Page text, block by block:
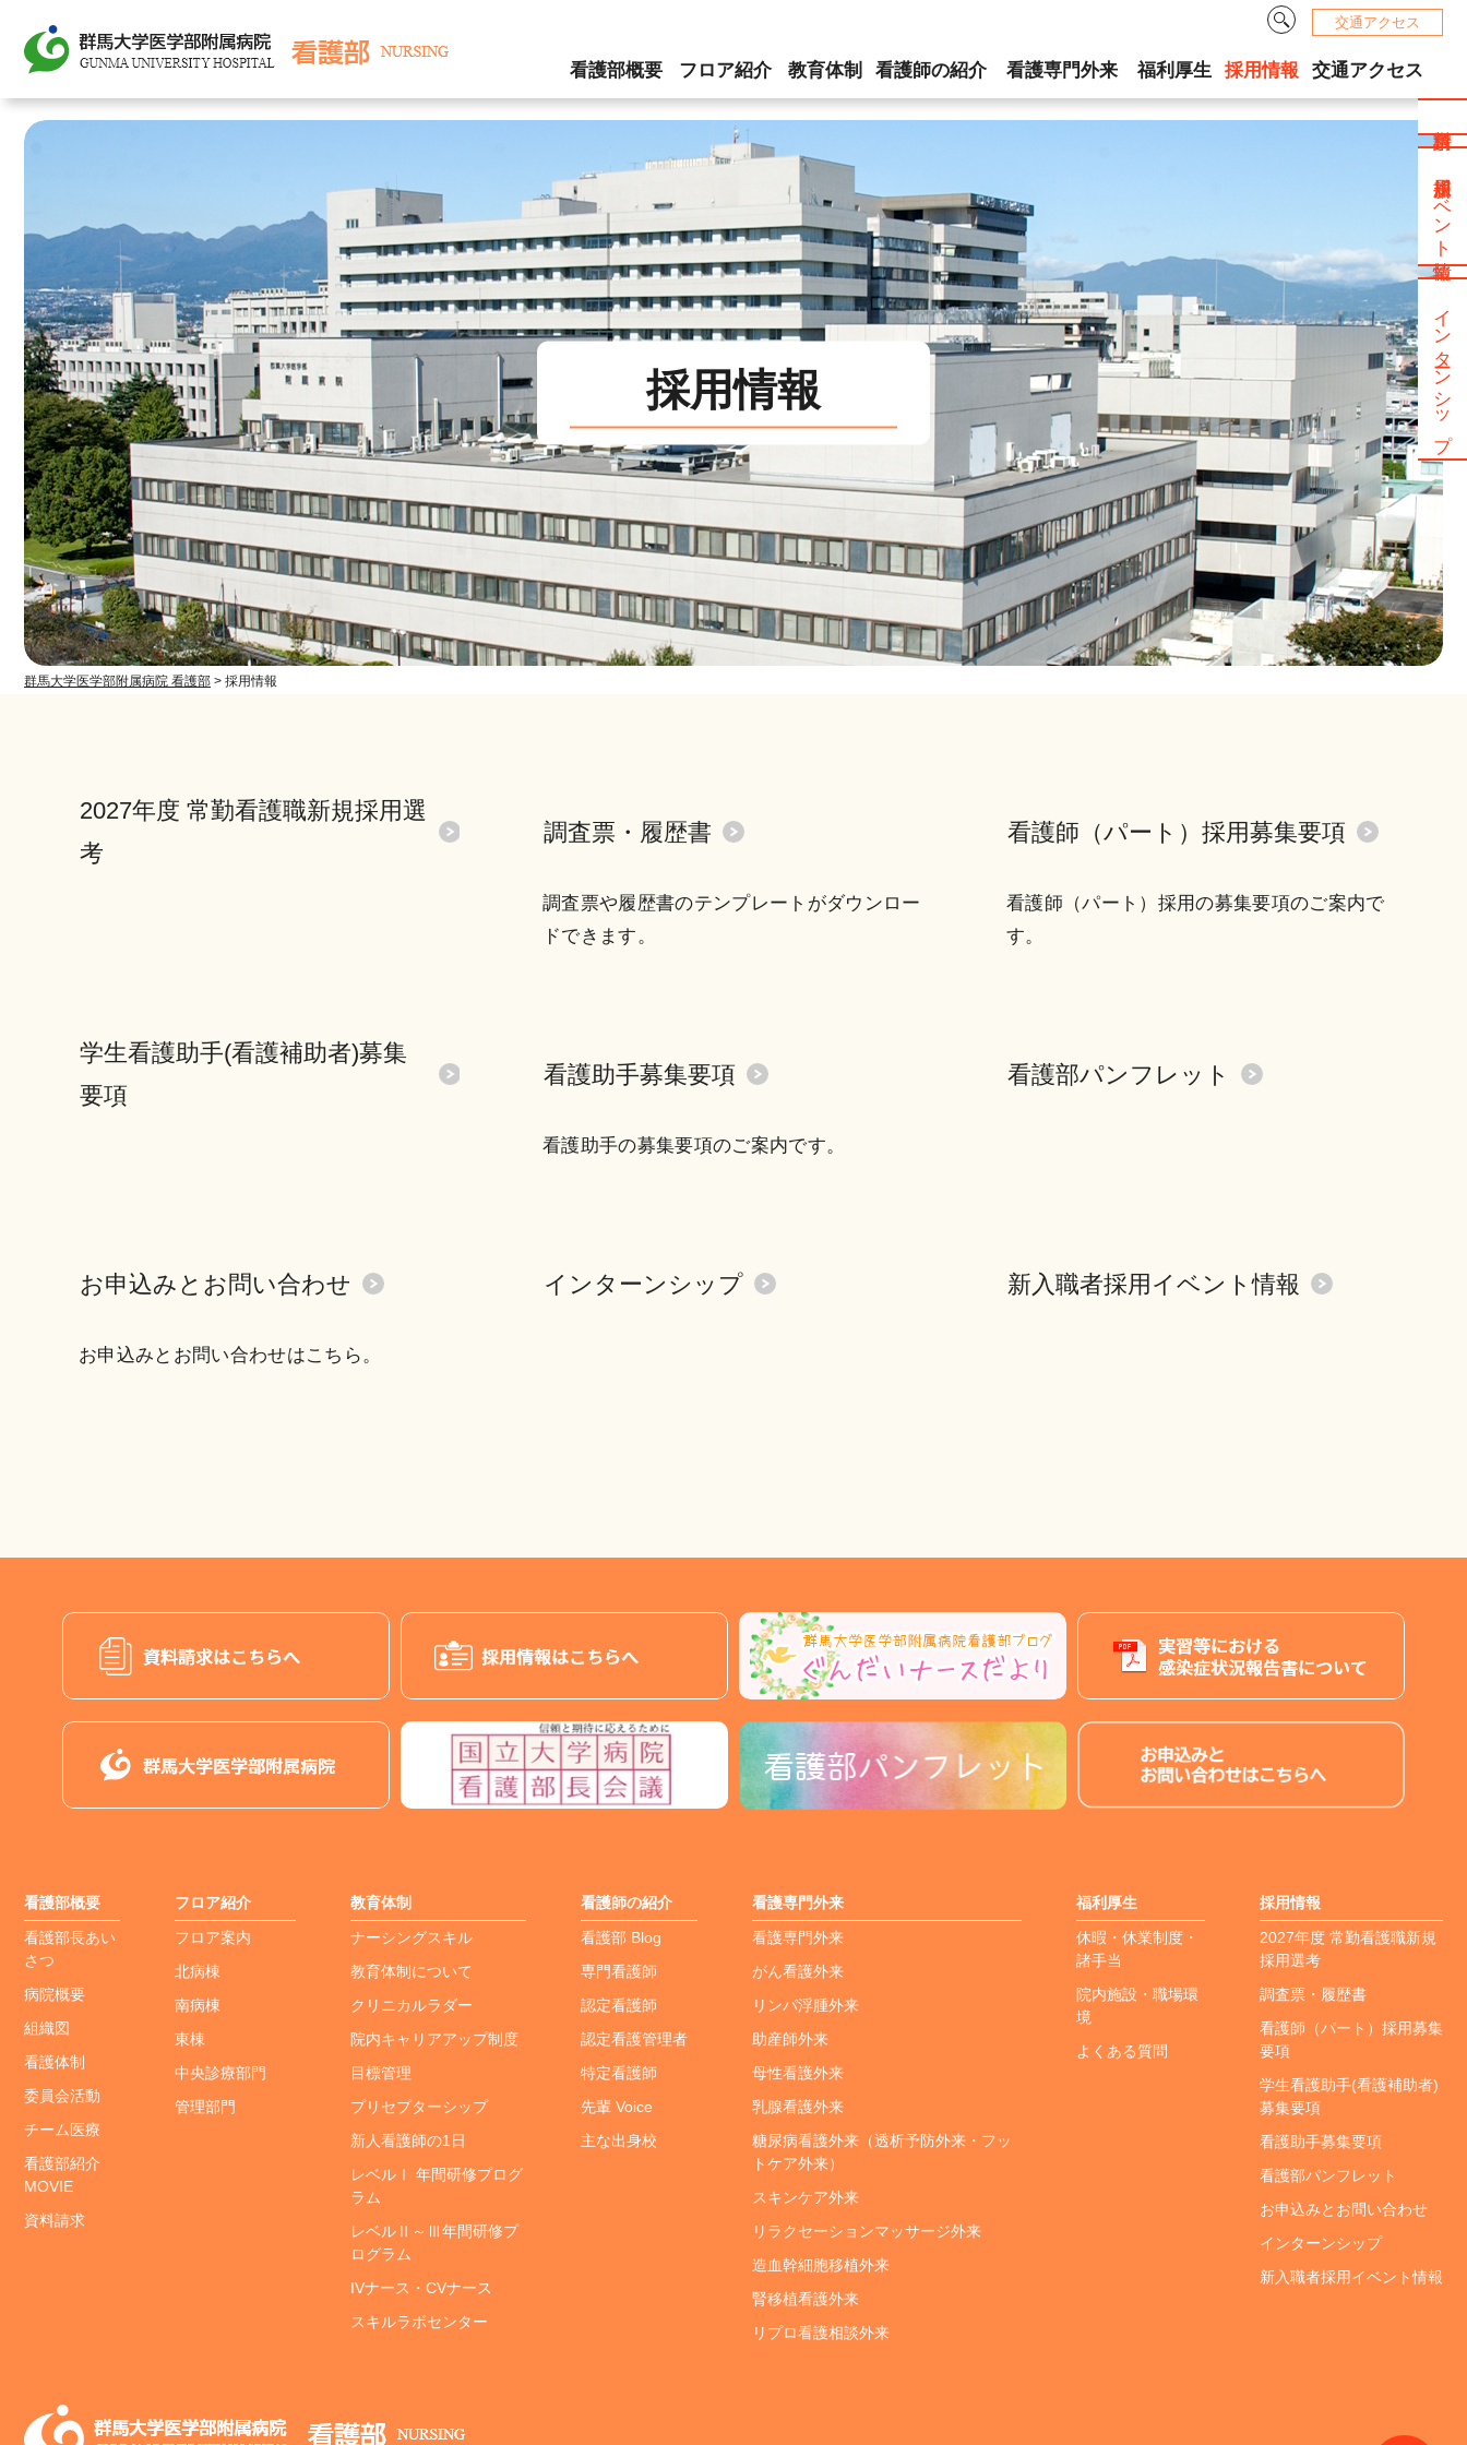
検索 交通アクセス
看護部概要 フロア紹介 教育体制 看護師の紹介 看護専門外来 福利厚生 採用情報 交通アクセス
新規採用イベント情報
インターンシップ
採用情報
群馬大学医学部附属病院 看護部 > 採用情報
2027年度 常勤看護職新規採用選
考
調査票・履歴書
調査票や履歴書のテンプレートがダウンロー
ドできます。
看護師（パート）採用募集要項
看護師（パート）採用の募集要項のご案内で
す。
学生看護助手(看護補助者)募集
要項
看護助手募集要項
看護助手の募集要項のご案内です。
看護部パンフレット
お申込みとお問い合わせ
お申込みとお問い合わせはこちら。
インターンシップ 新入職者採用イベント情報
看護部概要
看護部長あい
さつ
病院概要
組織図
看護体制
委員会活動
チーム医療
看護部紹介
MOVIE
資料請求
フロア紹介
フロア案内
北病棟
南病棟
東棟
中央診療部門
管理部門
教育体制
ナーシングスキル
教育体制について
クリニカルラダー
院内キャリアアップ制度
目標管理
プリセプターシップ
新人看護師の1日
レベルⅠ 年間研修プログ
ラム
レベルⅡ～Ⅲ年間研修プ
ログラム
IVナース・CVナース
スキルラボセンター
看護師の紹介
看護部 Blog
専門看護師
認定看護師
認定看護管理者
特定看護師
先輩 Voice
主な出身校
看護専門外来
看護専門外来
がん看護外来
リンパ浮腫外来
助産師外来
母性看護外来
乳腺看護外来
糖尿病看護外来（透析予防外来・フッ
トケア外来）
スキンケア外来
リラクセーションマッサージ外来
造血幹細胞移植外来
腎移植看護外来
リプロ看護相談外来
福利厚生
休暇・休業制度・
諸手当
院内施設・職場環
境
よくある質問
採用情報
2027年度 常勤看護職新規
採用選考
調査票・履歴書
看護師（パート）採用募集
要項
学生看護助手(看護補助者)
募集要項
看護助手募集要項
看護部パンフレット
お申込みとお問い合わせ
インターンシップ
新入職者採用イベント情報